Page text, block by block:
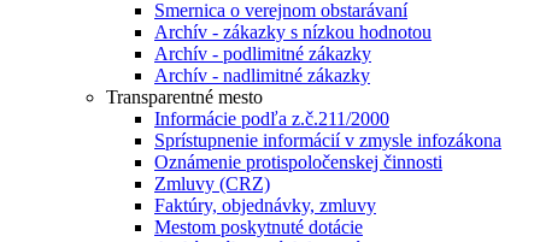
Smernica o verejnom obstarávaní
Archív - zákazky s nízkou hodnotou
Archív - podlimitné zákazky
Archív - nadlimitné zákazky
Transparentné mesto
Informácie podľa z.č.211/2000
Sprístupnenie informácií v zmysle infozákona
Oznámenie protispoločenskej činnosti
Zmluvy (CRZ)
Faktúry, objednávky, zmluvy
Mestom poskytnuté dotácie